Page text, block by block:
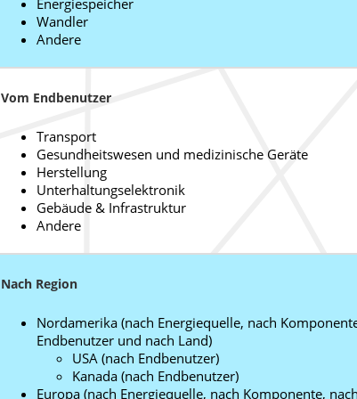
Energiespeicher
Wandler
Andere
Vom Endbenutzer
Transport
Gesundheitswesen und medizinische Geräte
Herstellung
Unterhaltungselektronik
Gebäude & Infrastruktur
Andere
Nach Region
Nordamerika (nach Energiequelle, nach
Endbenutzer und nach Land)
USA (nach Endbenutzer)
Kanada (nach Endbenutzer)
Europa (nach Energiequelle, nach Komponente,